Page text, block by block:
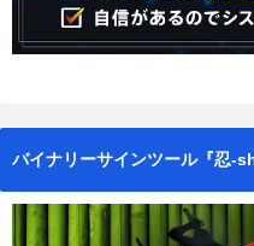
バイナリーサインツール『忍-